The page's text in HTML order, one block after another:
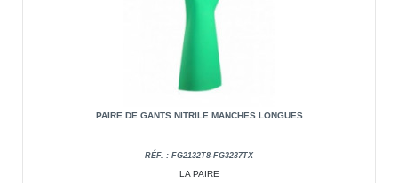
PAIRE DE GANTS NITRILE MANCHES LONGUES
RÉF. : FG2132T8-FG3237TX
LA PAIRE